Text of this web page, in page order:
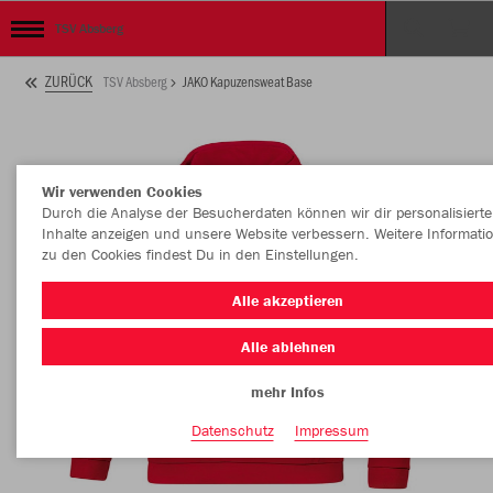
TSV Absberg
ZURÜCK TSV Absberg JAKO Kapuzensweat Base
Wir verwenden Cookies
Durch die Analyse der Besucherdaten können wir dir personalisierte
Inhalte anzeigen und unsere Website verbessern. Weitere
zu den Cookies findest Du in den Einstellungen.
Alle akzeptieren
Alle ablehnen
mehr Infos
Datenschutz
Impressum